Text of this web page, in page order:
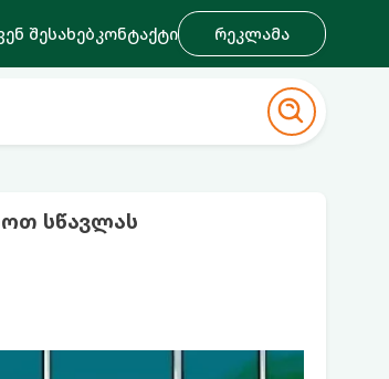
შესახებკონტაქტი რეკლამა
სწავლას